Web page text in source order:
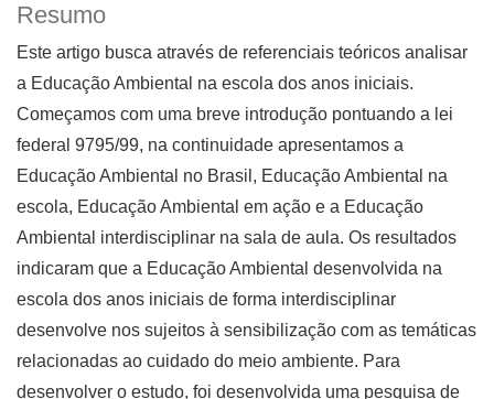
Resumo
Este artigo busca através de referenciais teóricos analisar
a Educação Ambiental na escola dos anos iniciais.
Começamos com uma breve introdução pontuando a lei
federal 9795/99, na continuidade apresentamos a
Educação Ambiental no Brasil, Educação Ambiental na
escola, Educação Ambiental em ação e a Educação
Ambiental interdisciplinar na sala de aula. Os resultados
indicaram que a Educação Ambiental desenvolvida na
escola dos anos iniciais de forma interdisciplinar
desenvolve nos sujeitos à sensibilização com as temáticas
relacionadas ao cuidado do meio ambiente. Para
desenvolver o estudo, foi desenvolvida uma pesquisa de